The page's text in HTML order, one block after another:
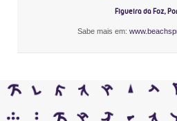
Figueira da Foz,
Sabe mais em: